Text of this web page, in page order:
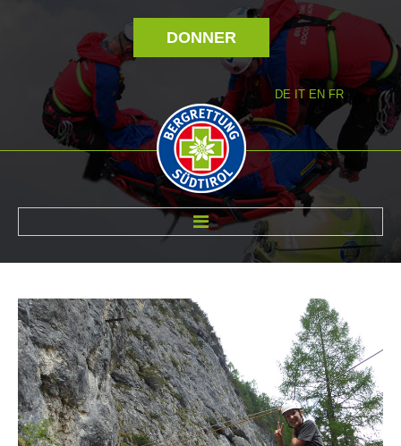
DONNER
DE IT EN FR